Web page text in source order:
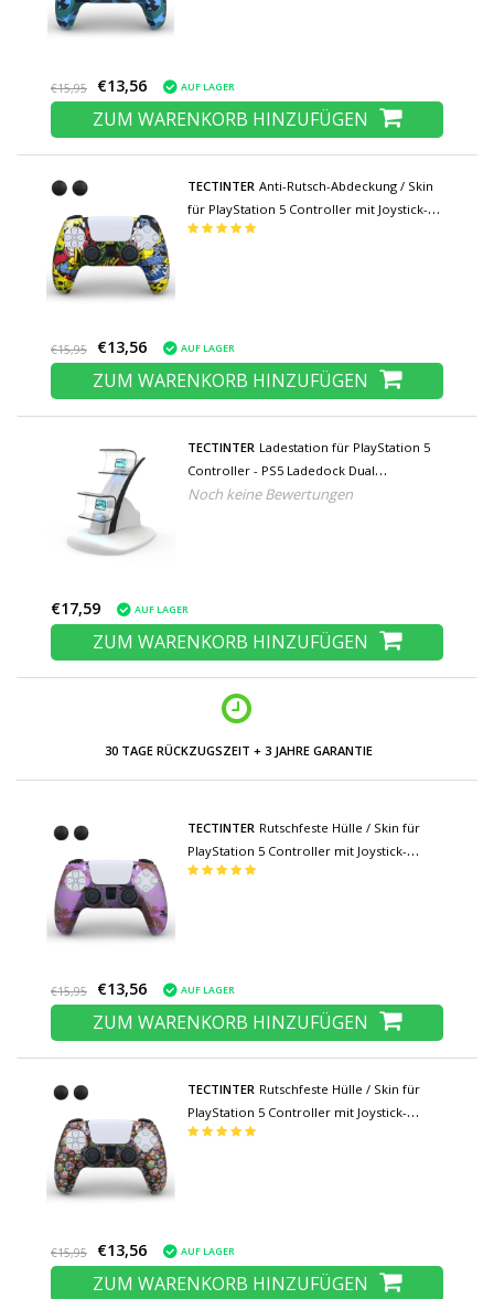
€15,95 €13,56 AUF LAGER
ZUM WARENKORB HINZUFÜGEN
TECTINTER Anti-Rutsch-Abdeckung / Skin
für PlayStation 5 Controller mit Joystick-
Kappen - Rubber Grip Cover PS5 - Graffiti
€15,95 €13,56 AUF LAGER
ZUM WARENKORB HINZUFÜGEN
TECTINTER Ladestation für PlayStation 5
Controller - PS5 Ladedock Dual
Ladestation - Weiß
Noch keine Bewertungen
€17,59 AUF LAGER
ZUM WARENKORB HINZUFÜGEN
30 TAGE RÜCKZUGSZEIT + 3 JAHRE GARANTIE
TECTINTER Rutschfeste Hülle / Skin für
PlayStation 5 Controller mit Joystick-
Kappen - Rubber Grip Cover PS5 - Lila
€15,95 €13,56 AUF LAGER
ZUM WARENKORB HINZUFÜGEN
TECTINTER Rutschfeste Hülle / Skin für
PlayStation 5 Controller mit Joystick-
Kappen - Rubber Grip Cover PS5 - Blumen
€15,95 €13,56 AUF LAGER
ZUM WARENKORB HINZUFÜGEN